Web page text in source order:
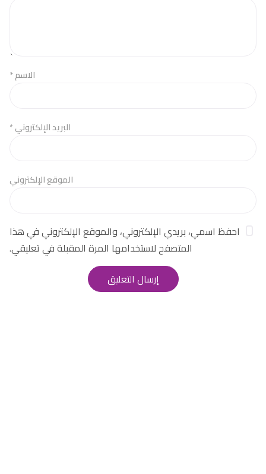
الاسم*
البريد الإلكتروني*
الموقع الإلكتروني
احفظ اسمي، بريدي الإلكتروني، والموقع الإلكتروني في هذا
المتصفح لاستخدامها المرة المقبلة في تعليقي.